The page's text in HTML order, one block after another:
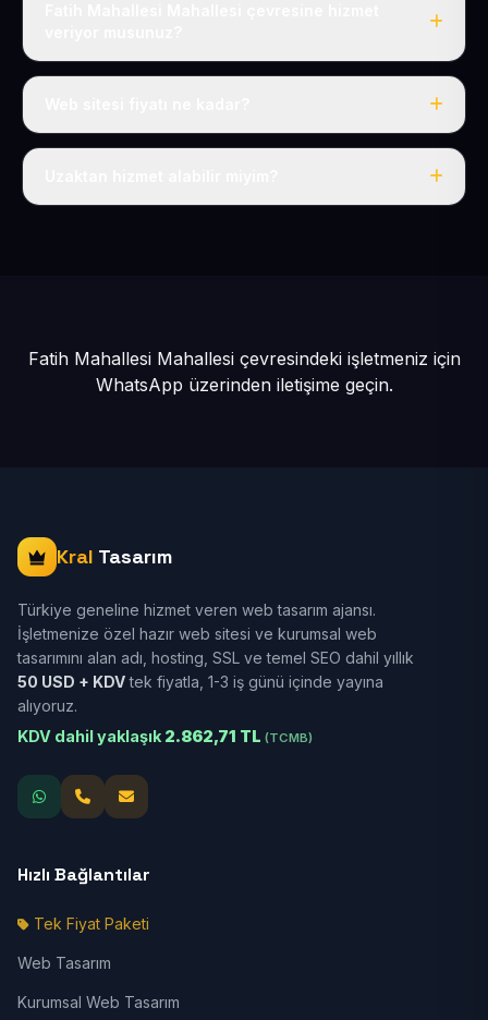
Evet, Fatih Mahallesi dahil tüm Develi ve Develi
Tek fiyat: yılda 50 USD + KDV, her şey dahil.
Fatih Mahallesi Mahallesi çevresindeki işletmeniz için
WhatsApp üzerinden iletişime geçin.
Kral Tasarım
Türkiye geneline hizmet veren web tasarım ajansı.
İşletmenize özel hazır web sitesi ve kurumsal web
tasarımını alan adı, hosting, SSL ve temel SEO dahil yıllık
50 USD + KDVtek fiyatla, 1-3 iş günü içinde yayına
alıyoruz.
KDV dahil yaklaşık 2.862,71 TL (TCMB)
Hızlı Bağlantılar
Tek Fiyat Paketi
Web Tasarım
Kurumsal Web Tasarım